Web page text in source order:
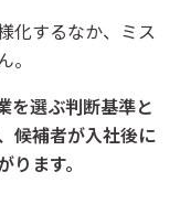
化するなか、ミス
を選ぶ判断基準と
候補者が入社後に
ます。